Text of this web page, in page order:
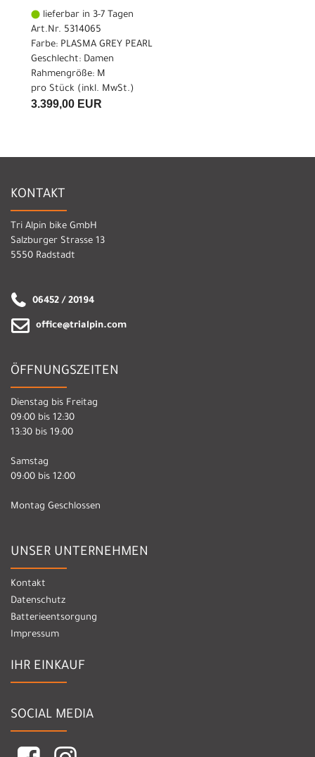
lieferbar in 3-7 Tagen
Art.Nr. 5314065
Farbe: PLASMA GREY PEARL
Geschlecht: Damen
Rahmengröße: M
pro Stück (inkl. MwSt.)
3.399,00 EUR
KONTAKT
Tri Alpin bike GmbH
Salzburger Strasse 13
5550 Radstadt
06452 / 20194
office@trialpin.com
ÖFFNUNGSZEITEN
Dienstag bis Freitag
09:00 bis 12:30
13:30 bis 19:00
Samstag
09:00 bis 12:00
Montag Geschlossen
UNSER UNTERNEHMEN
Kontakt
Datenschutz
Batterieentsorgung
Impressum
IHR EINKAUF
SOCIAL MEDIA